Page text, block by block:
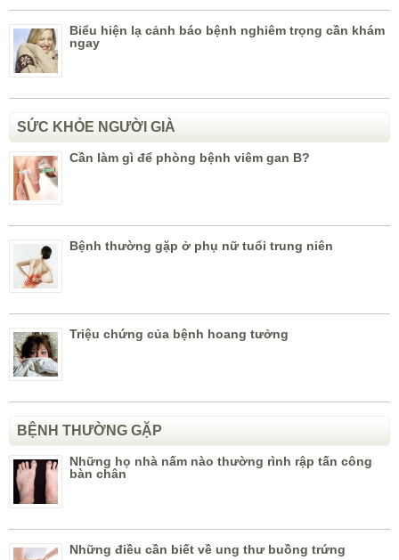
Biểu hiện lạ cảnh báo bệnh nghiêm trọng cần khám
ngay
SỨC KHỎE NGƯỜI GIÀ
Cần làm gì để phòng bệnh viêm gan B?
Bệnh thường gặp ở phụ nữ tuổi trung niên
Triệu chứng của bệnh hoang tưởng
BỆNH THƯỜNG GẶP
Những họ nhà nấm nào thường rình rập tấn công
bàn chân
Những điều cần biết về ung thư buồng trứng